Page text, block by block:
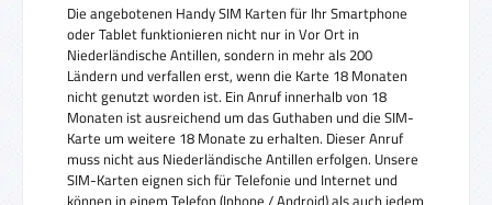
Die angebotenen Handy SIM Karten für Ihr Smartphone
oder Tablet funktionieren nicht nur in Vor Ort in
Niederländische Antillen, sondern in mehr als 200
Ländern und verfallen erst, wenn die Karte 18 Monaten
nicht genutzt worden ist. Ein Anruf innerhalb von 18
Monaten ist ausreichend um das Guthaben und die SIM-
Karte um weitere 18 Monate zu erhalten. Dieser Anruf
muss nicht aus Niederländische Antillen erfolgen. Unsere
SIM-Karten eignen sich für Telefonie und Internet und
können in einem Telefon (Iphone / Android) als auch jedem